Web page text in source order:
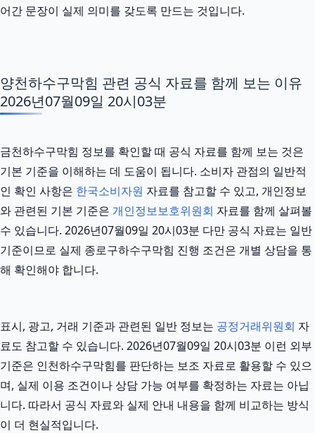
어간 문장이 실제 의미를 갖도록 만드는 것입니다.
양천하수구막힘 관련 공식 자료를 함께 보는 이유
2026년07월09일 20시03분
금천하수구막힘 정보를 확인할 때 공식 자료를 함께 보는 것은
기본 기준을 이해하는 데 도움이 됩니다. 소비자 관점의 일반적
인 확인 사항은 한국소비자원 자료를 참고할 수 있고, 개인정보
와 관련된 기본 기준은 개인정보보호위원회 자료를 함께 살펴볼
수 있습니다. 2026년07월09일 20시03분 다만 공식 자료는 일반
기준이므로 실제 종로구하수구막힘 진행 조건은 개별 상담을 통
해 확인해야 합니다.
표시, 광고, 거래 기준과 관련된 일반 정보는 공정거래위원회 자
료도 참고할 수 있습니다. 2026년07월09일 20시03분 이런 외부
기준은 인천하수구막힘를 판단하는 보조 자료로 활용할 수 있으
며, 실제 이용 조건이나 상담 가능 여부를 확정하는 자료는 아닙
니다. 따라서 공식 자료와 실제 안내 내용을 함께 비교하는 방식
이 더 현실적입니다.